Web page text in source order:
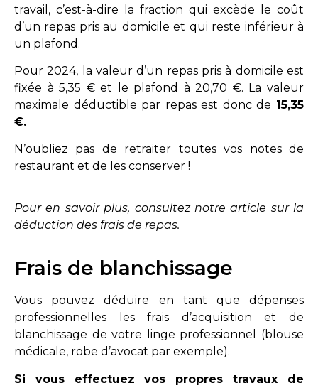
travail, c’est-à-dire la fraction qui excède le coût
d’un repas pris au domicile et qui reste inférieur à
un plafond.
Pour 2024, la valeur d’un repas pris à domicile est
fixée à 5,35 € et le plafond à 20,70 €. La valeur
maximale déductible par repas est donc de 15,35
€.
N’oubliez pas de retraiter toutes vos notes de
restaurant et de les conserver !
Pour en savoir plus, consultez notre article sur la
déduction des frais de repas.
Frais de blanchissage
Vous pouvez déduire en tant que dépenses
professionnelles les frais d’acquisition et de
blanchissage de votre linge professionnel (blouse
médicale, robe d’avocat par exemple).
Si vous effectuez vos propres travaux de